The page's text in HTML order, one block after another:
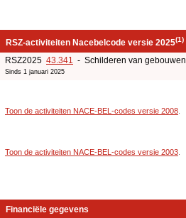
RSZ-activiteiten Nacebelcode versie 2025(1)
RSZ2025 43.341 - Schilderen van gebouwen
Sinds 1 januari 2025
Toon de activiteiten NACE-BEL-codes versie 2008
Toon de activiteiten NACE-BEL-codes versie 2003
Financiële gegevens